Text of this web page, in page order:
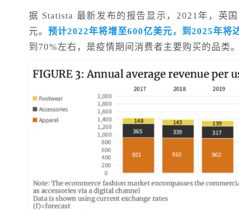
据 Statista 最新发布的报告显示，2021年，英
元。预计2022年将增至600亿美元，到2025年将
到70%左右，是疫情期间消费者主要购买的品类。